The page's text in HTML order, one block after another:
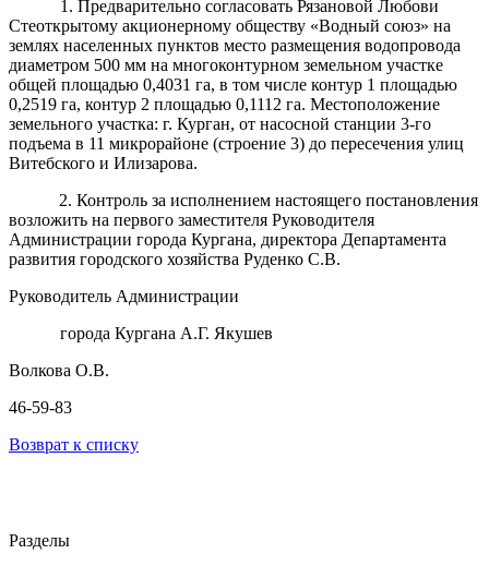
1. Предварительно согласовать Рязановой Любови
Стеоткрытому акционерному обществу «Водный союз» на
землях населенных пунктов место размещения водопровода
диаметром 500 мм на многоконтурном земельном участке
общей площадью 0,4031 га, в том числе контур 1 площадью
0,2519 га, контур 2 площадью 0,1112 га. Местоположение
земельного участка: г. Курган, от насосной станции 3-го
подъема в 11 микрорайоне (строение 3) до пересечения улиц
Витебского и Илизарова.
2. Контроль за исполнением настоящего постановления
возложить на первого заместителя Руководителя
Администрации города Кургана, директора Департамента
развития городского хозяйства Руденко С.В.
Руководитель Администрации
города Кургана А.Г. Якушев
Волкова О.В.
46-59-83
Возврат к списку
Разделы